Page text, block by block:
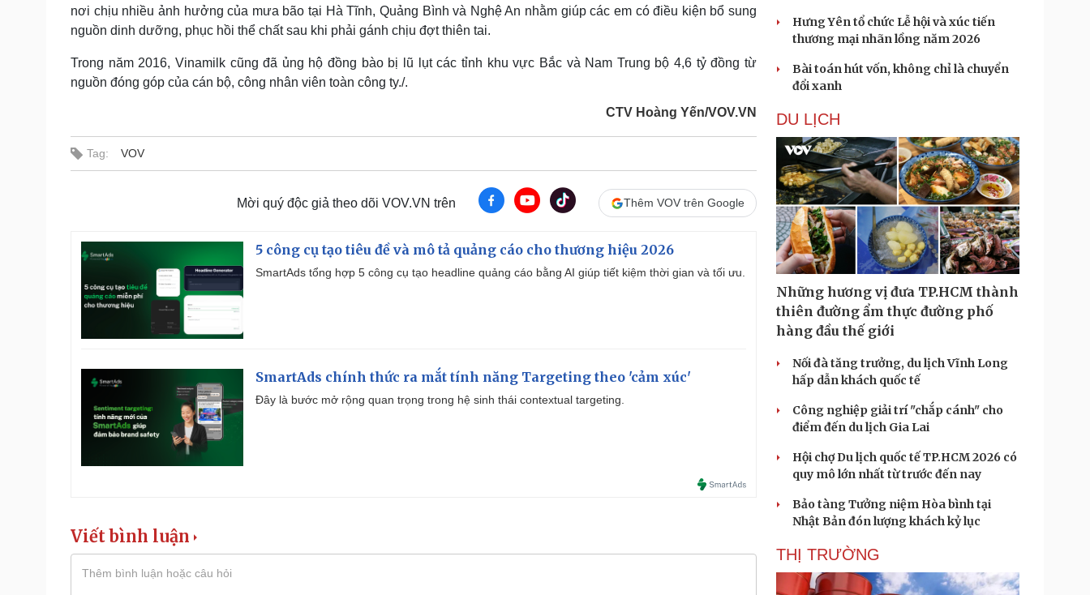
nơi chịu nhiều ảnh hưởng của mưa bão tại Hà Tĩnh, Quảng Bình và Nghệ An nhằm giúp các em có điều kiện bổ sung
nguồn dinh dưỡng, phục hồi thể chất sau khi phải gánh chịu đợt thiên tai.
Trong năm 2016, Vinamilk cũng đã ủng hộ đồng bào bị lũ lụt các tỉnh khu vực Bắc và Nam Trung bộ 4,6 tỷ đồng từ
nguồn đóng góp của cán bộ, công nhân viên toàn công ty./.
CTV Hoàng Yến/VOV.VN
Tag: VOV
Mời quý độc giả theo dõi VOV.VN trên Thêm VOV trên Google
5 công cụ tạo tiêu đề và mô tả quảng cáo cho thương hiệu 2026
SmartAds tổng hợp 5 công cụ tạo headline quảng cáo bằng AI giúp tiết kiệm thời gian và tối ưu.
SmartAds chính thức ra mắt tính năng Targeting theo 'cảm xúc'
Đây là bước mở rộng quan trọng trong hệ sinh thái contextual targeting.
Viết bình luận
Hưng Yên tổ chức Lễ hội và xúc tiến
thương mại nhãn lồng năm 2026
Bài toán hút vốn, không chỉ là chuyển
đổi xanh
DU LỊCH
Những hương vị đưa TP.HCM thành
thiên đường ẩm thực đường phố
hàng đầu thế giới
Nối đà tăng trưởng, du lịch Vĩnh Long
hấp dẫn khách quốc tế
Công nghiệp giải trí "chắp cánh" cho
điểm đến du lịch Gia Lai
Hội chợ Du lịch quốc tế TP.HCM 2026 có
quy mô lớn nhất từ trước đến nay
Bảo tàng Tưởng niệm Hòa bình tại
Nhật Bản đón lượng khách kỷ lục
THỊ TRƯỜNG